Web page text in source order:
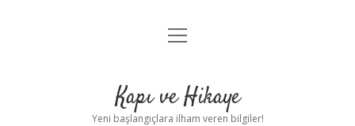
Anasayfa
Yasal Uyarı
menüyü
Kapı ve Hikaye
Yeni başlangıçlara ilham veren bilgiler!